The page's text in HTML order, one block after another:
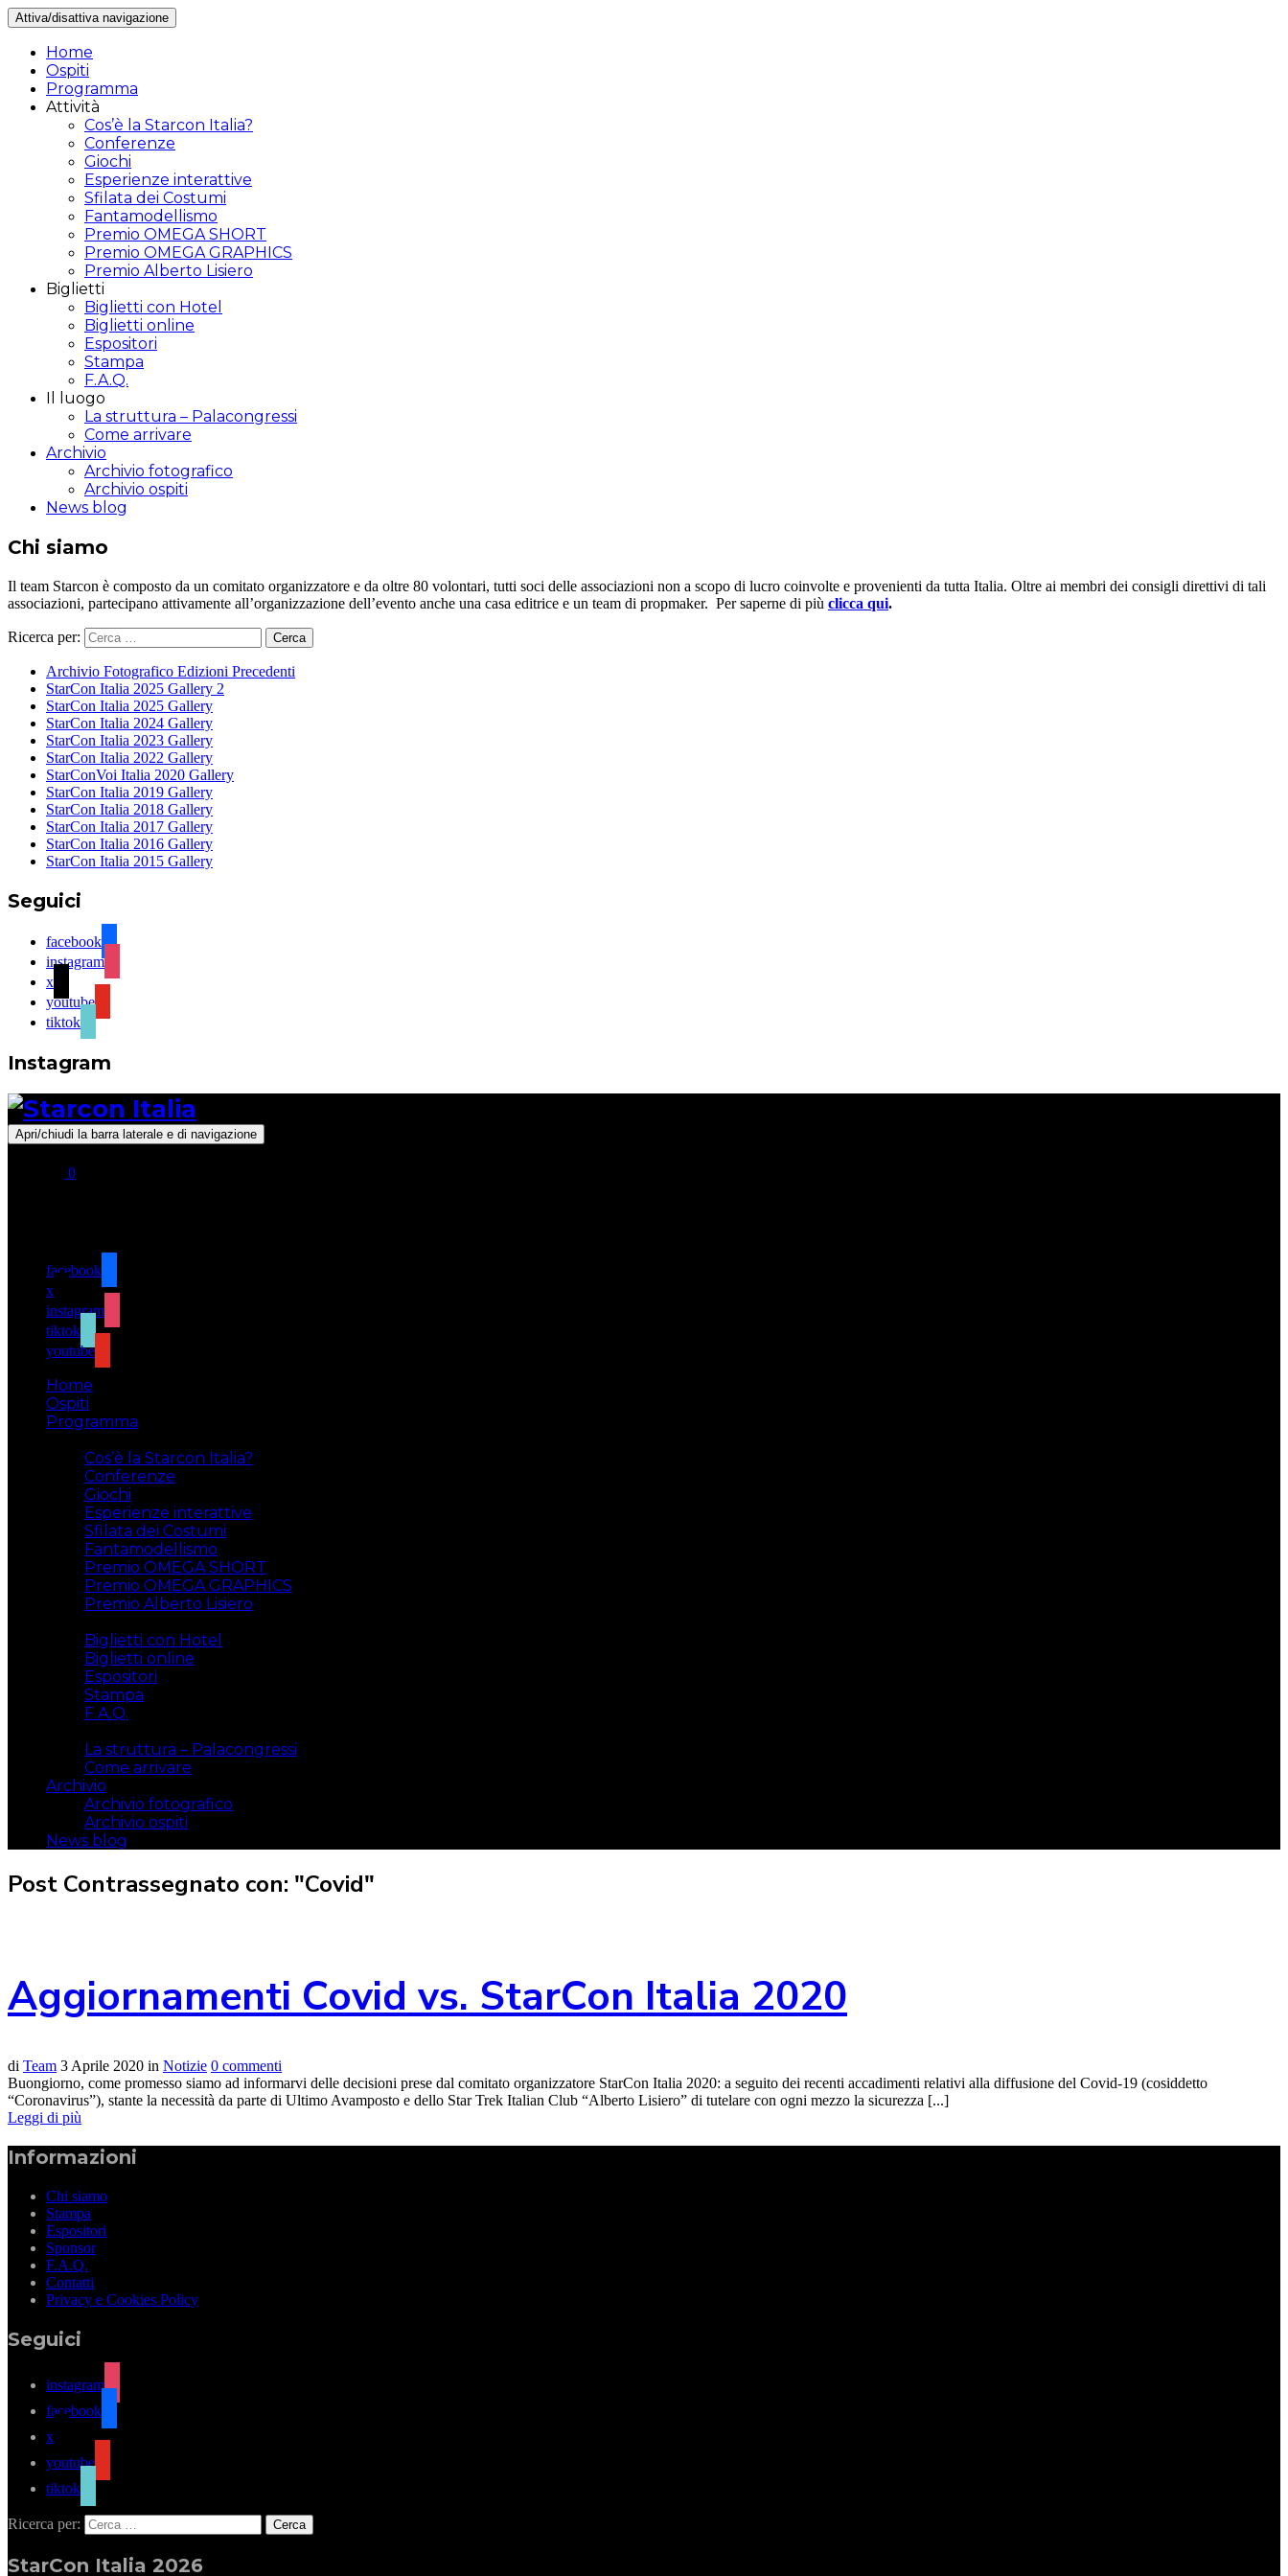
Attiva/disattiva navigazione
Home
Ospiti
Programma
Attività
Cos’è la Starcon Italia?
Conferenze
Giochi
Esperienze interattive
Sfilata dei Costumi
Fantamodellismo
Premio OMEGA SHORT
Premio OMEGA GRAPHICS
Premio Alberto Lisiero
Biglietti
Biglietti con Hotel
Biglietti online
Espositori
Stampa
F.A.Q.
Il luogo
La struttura – Palacongressi
Come arrivare
Archivio
Archivio fotografico
Archivio ospiti
News blog
Chi siamo
Il team Starcon è composto da un comitato organizzatore e da oltre 80 volontari, tutti soci delle associazioni non a scopo di lucro coinvolte e provenienti da tutta Italia. Oltre ai membri dei consigli direttivi di tali
associazioni, partecipano attivamente all’organizzazione dell’evento anche una casa editrice e un team di propmaker. Per saperne di più clicca qui.
Ricerca per:
Archivio Fotografico Edizioni Precedenti
StarCon Italia 2025 Gallery 2
StarCon Italia 2025 Gallery
StarCon Italia 2024 Gallery
StarCon Italia 2023 Gallery
StarCon Italia 2022 Gallery
StarConVoi Italia 2020 Gallery
StarCon Italia 2019 Gallery
StarCon Italia 2018 Gallery
StarCon Italia 2017 Gallery
StarCon Italia 2016 Gallery
StarCon Italia 2015 Gallery
Seguici
facebook
instagram
x
youtube
tiktok
Instagram
Apri/chiudi la barra laterale e di navigazione
0
facebook
x
instagram
tiktok
youtube
Home
Ospiti
Programma
Cos’è la Starcon Italia?
Conferenze
Giochi
Esperienze interattive
Sfilata dei Costumi
Fantamodellismo
Premio OMEGA SHORT
Premio OMEGA GRAPHICS
Premio Alberto Lisiero
Biglietti con Hotel
Biglietti online
Espositori
Stampa
F.A.Q.
La struttura – Palacongressi
Come arrivare
Archivio
Archivio fotografico
Archivio ospiti
News blog
Post Contrassegnato con: "Covid"
Aggiornamenti Covid vs. StarCon Italia 2020
di Team 3 Aprile 2020 in Notizie 0 commenti
Buongiorno, come promesso siamo ad informarvi delle decisioni prese dal comitato organizzatore StarCon Italia 2020: a seguito dei recenti accadimenti relativi alla diffusione del Covid-19 (cosiddetto
“Coronavirus”), stante la necessità da parte di Ultimo Avamposto e dello Star Trek Italian Club “Alberto Lisiero” di tutelare con ogni mezzo la sicurezza [...]
Leggi di più
Informazioni
Chi siamo
Stampa
Espositori
Sponsor
F.A.Q.
Contatti
Privacy e Cookies Policy
Seguici
instagram
facebook
x
youtube
tiktok
Ricerca per:
StarCon Italia 2026